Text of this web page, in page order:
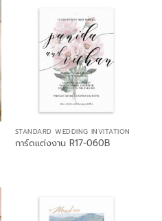
STANDARD WEDDING INVITATION
การ์ดแต่งงาน R17-060B